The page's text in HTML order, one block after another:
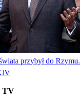
przybył do Rzymu.
TV